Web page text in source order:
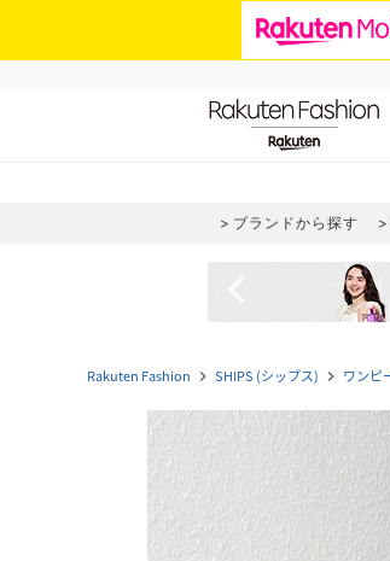
ブランドから探す
Rakuten Fashion navigate_next SHIPS (シップス) navigate_next ワンピ